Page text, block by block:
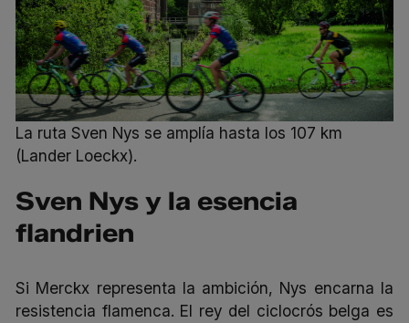
La ruta Sven Nys se amplía hasta los 107 km
(Lander Loeckx).
Sven Nys y la esencia
flandrien
Si Merckx representa la ambición, Nys encarna la
resistencia flamenca. El rey del ciclocrós belga es